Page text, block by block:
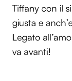
Tiffany con il
giusta e
Legato
va avanti!